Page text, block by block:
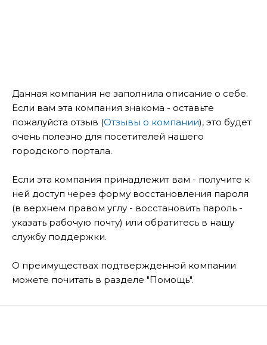
Данная компания не заполнила описание о себе.
Если вам эта компания знакома - оставьте
пожалуйста отзыв (Отзывы о компании), это будет
очень полезно для посетителей нашего
городского портала.
Если эта компания принадлежит вам - получите к
ней доступ через форму восстановления пароля
(в верхнем правом углу - восстановить пароль -
указать рабочую почту) или обратитесь в нашу
службу поддержки.
О преимуществах подтвержденной компании
можете почитать в разделе "Помощь".